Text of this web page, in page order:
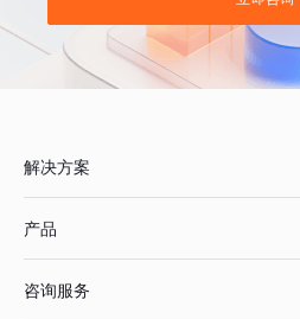
解决方案
产品
咨询服务